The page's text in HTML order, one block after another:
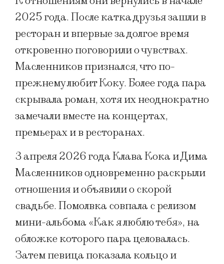
2025 года. После катка друзья зашли в
ресторан и впервые за долгое время
откровенно поговорили о чувствах.
Масленников признался, что по-
прежнему любит Коку. Более года пара
скрывала роман, хотя их неоднократно
замечали вместе на концертах,
премьерах и в ресторанах.
3 апреля 2026 года Клава Кока и Дима
Масленников одновременно раскрыли
отношения и объявили о скорой
свадьбе. Помолвка совпала с релизом
мини-альбома «Как я люблю тебя», на
обложке которого пара целовалась.
Затем певица показала кольцо и